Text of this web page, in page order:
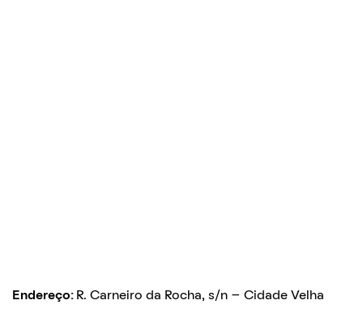
Endereço: R. Carneiro da Rocha, s/n – Cidade Velha